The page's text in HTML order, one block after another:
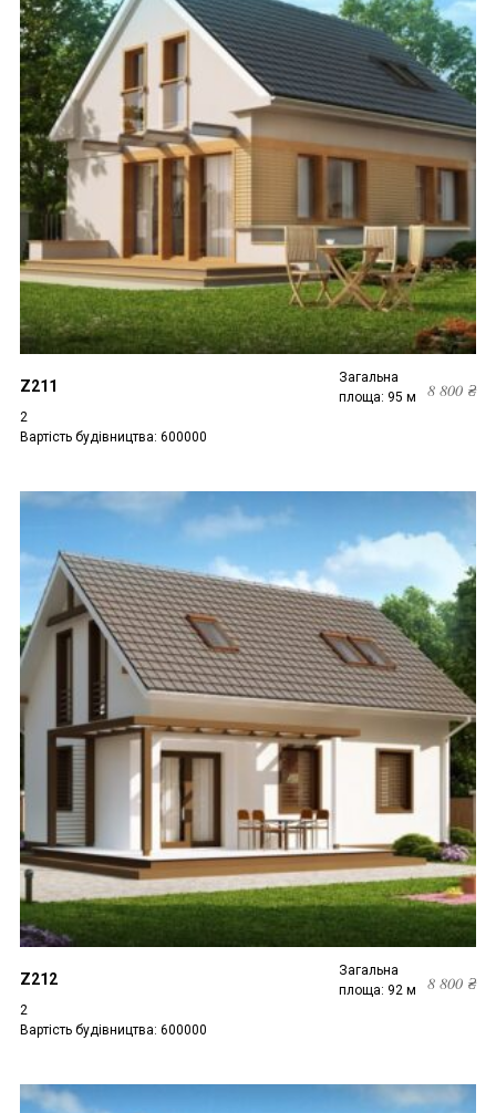
Z211 8 800₴
Загальна
площа: 95 м
2
Вартість будівництва: 600000
Z212 8 800₴
Загальна
площа: 92 м
2
Вартість будівництва: 600000